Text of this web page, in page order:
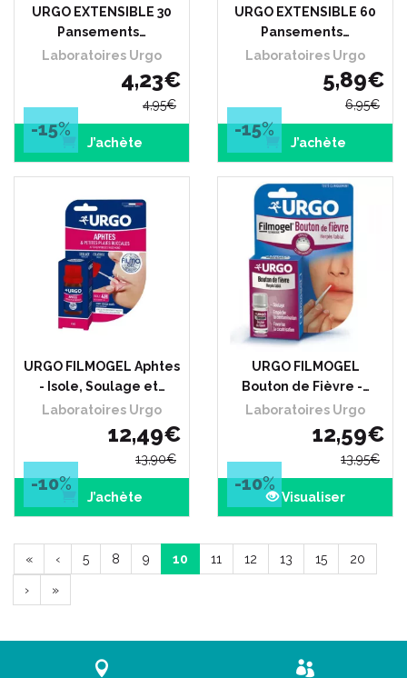
URGO EXTENSIBLE 30
Pansements…
Laboratoires Urgo
4,23€
4,95€
-15%
J’achète
URGO EXTENSIBLE 60
Pansements…
Laboratoires Urgo
5,89€
6,95€
-15%
J’achète
URGO FILMOGEL Aphtes
- Isole, Soulage et…
Laboratoires Urgo
12,49€
13,90€
-10%
J’achète
URGO FILMOGEL
Bouton de Fièvre -…
Laboratoires Urgo
12,59€
13,95€
-10%
Visualiser
« ‹ 5 8 9 10 11 12 13 15 20
› »